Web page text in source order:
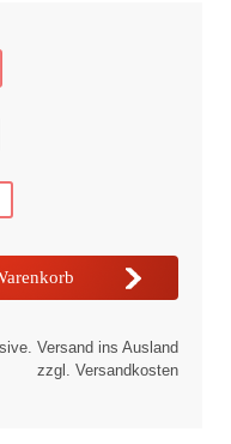
Versand ins Ausland
zzgl. Versandkosten